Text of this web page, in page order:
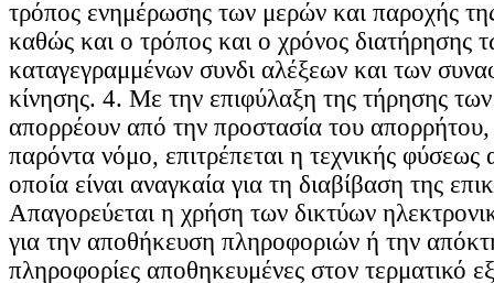
τρόπος ενημέρωσης των μερών και παροχής
καθώς και ο τρόπος και ο χρόνος διατήρησης
καταγεγραμμένων συνδι αλέξεων και των
κίνησης. 4. Με την επιφύλαξη της τήρησης
απορρέουν από την προστασία του
παρόντα νόμο, επιτρέπεται η τεχνικής
οποία είναι αναγκαία για τη διαβίβαση της
Απαγορεύεται η χρήση των δικτύων
για την αποθήκευση πληροφοριών ή την
πληροφορίες αποθηκευμένες στον τερματικό